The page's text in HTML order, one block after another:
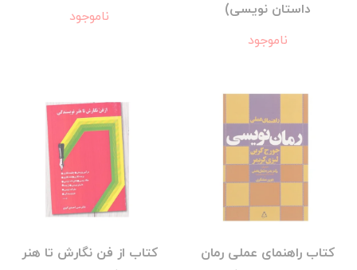
داستان نویسی)
ناموجود
ناموجود
کتاب راهنمای عملی رمان
کتاب از فن نگارش تا هنر